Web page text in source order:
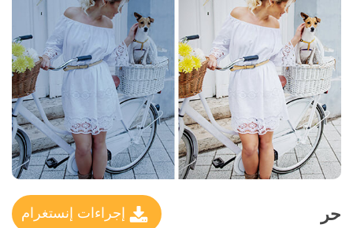
حر إجراءات إنستغرام